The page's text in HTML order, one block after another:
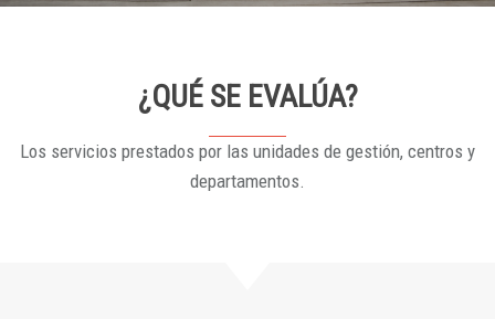
¿QUÉ SE EVALÚA?
Los servicios prestados por las unidades de gestión, centros y
departamentos.